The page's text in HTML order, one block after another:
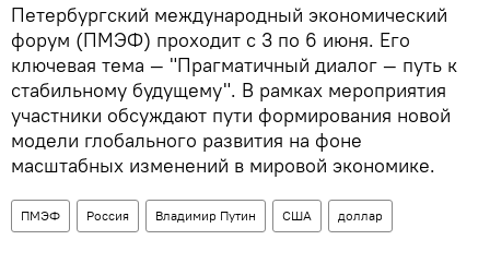
Петербургский международный экономический
форум (ПМЭФ) проходит с 3 по 6 июня. Его
ключевая тема — "Прагматичный диалог — путь к
стабильному будущему". В рамках мероприятия
участники обсуждают пути формирования новой
модели глобального развития на фоне
масштабных изменений в мировой экономике.
ПМЭФ Россия Владимир Путин США доллар